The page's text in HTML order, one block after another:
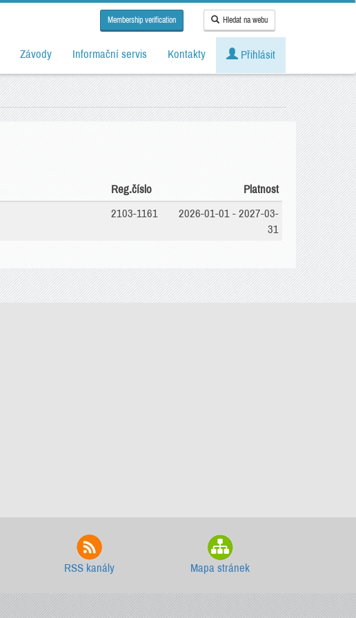
Membership verification Hledat na webu
Závody Informační servis Kontakty Přihlásit
Reg.číslo Platnost
2103-1161
2026-01-01 - 2027-03-
31
RSS kanály Mapa stránek